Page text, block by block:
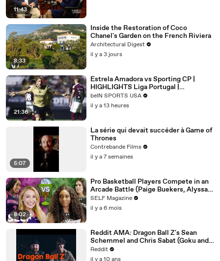
11:43
8:33
Inside the Restoration of Coco
Chanel's Garden on the French Riviera
Architectural Digest
il y a 3 jours
21:36
Estrela Amadora vs Sporting CP |
HIGHLIGHTS Liga Portugal |
08/08/2026 | beIN SPORTS USA
beIN SPORTS USA
il y a 13 heures
5:07
La série qui devait succéder à Game of
Thrones
Contrebande Films
il y a 7 semaines
8:02
Pro Basketball Players Compete in an
Arcade Battle (Paige Buekers, Alyssa
Thomas & More)
SELF Magazine
il y a 6 mois
Reddit AMA: Dragon Ball Z's Sean
Schemmel and Chris Sabat (Goku and
Vegeta)
Reddit